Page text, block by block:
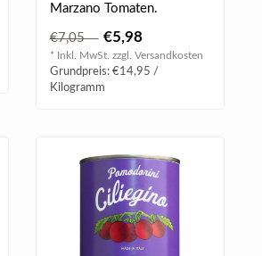
Marzano Tomaten.
€7,05 €5,98
* Inkl. MwSt. zzgl. Versandkosten
Grundpreis: €14,95 /
Kilogramm